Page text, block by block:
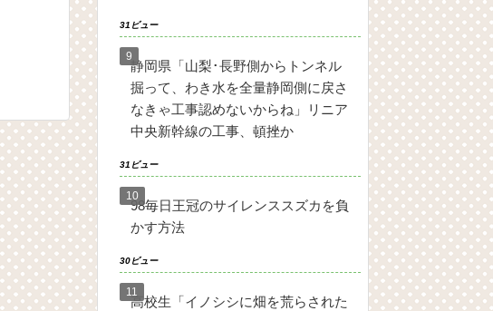
31ビュー
静岡県「山梨･長野側からトンネル
掘って、わき水を全量静岡側に戻さ
なきゃ工事認めないからね」リニア
中央新幹線の工事、頓挫か
31ビュー
98毎日王冠のサイレンススズカを負
かす方法
30ビュー
高校生「イノシシに畑を荒らされた